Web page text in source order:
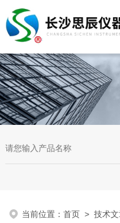
当前位置：首页 >技术